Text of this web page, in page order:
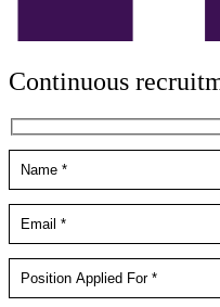
Continuous